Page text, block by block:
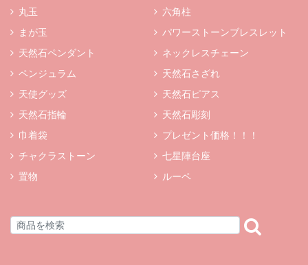
丸玉
六角柱
まが玉
パワーストーンブレスレット
天然石ペンダント
ネックレスチェーン
ペンジュラム
天然石さざれ
天使グッズ
天然石ピアス
天然石指輪
天然石彫刻
巾着袋
プレゼント価格！！！
チャクラストーン
七星陣台座
置物
ルーペ